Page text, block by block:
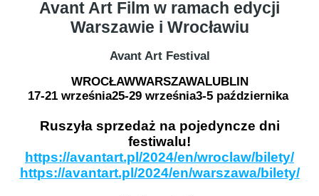
Avant Art Film w ramach edycji
Warszawie i Wrocławiu
Avant Art Festival
WROCŁAWWARSZAWALUBLIN
17-21 września25-29 września3-5 października
Ruszyła sprzedaż na pojedyncze dni
festiwalu!
https://avantart.pl/2024/en/wroclaw/bilety/
https://avantart.pl/2024/en/warszawa/bilety/